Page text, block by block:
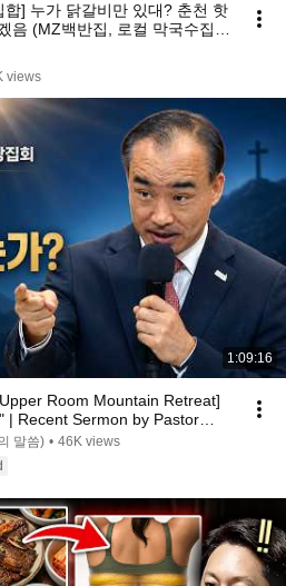
합] 누가 닭갈비만 있대? 춘천 핫
음 (MZ백반집, 로컬 막국수집,
무계획
views
1:09:16
Room Mountain Retreat]
| Recent Sermon by Pastor
말씀) • 46K views